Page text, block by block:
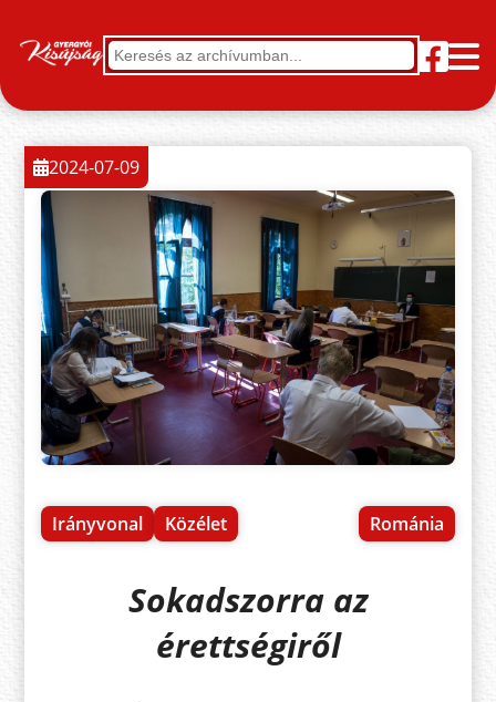
Irányvonal Közélet Románia
2024-07-09
Sokadszorra az
érettségiről